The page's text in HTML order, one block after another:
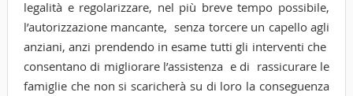
legalità e regolarizzare, nel più breve tempo possibile,
l’autorizzazione mancante, senza torcere un capello agli
anziani, anzi prendendo in esame tutti gli interventi che
consentano di migliorare l’assistenza e di rassicurare le
famiglie che non si scaricherà su di loro la conseguenza